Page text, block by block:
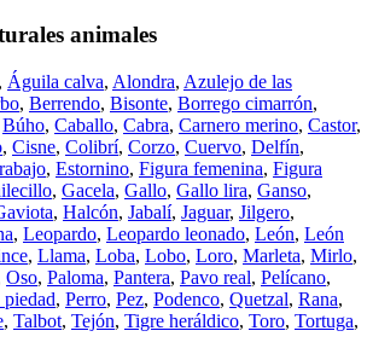
animales
, Águila calva, Alondra, Azulejo de las
, Berrendo, Bisonte, Borrego cimarrón,
Búho, Caballo, Cabra, Carnero merino, Castor,
, Cisne, Colibrí, Corzo, Cuervo, Delfín,
, Estornino, Figura femenina, Figura
, Gacela, Gallo, Gallo lira, Ganso,
, Halcón, Jabalí, Jaguar, Jilgero,
, Leopardo, Leopardo leonado, León, León
, Llama, Loba, Lobo, Loro, Marleta, Mirlo,
Oso, Paloma, Pantera, Pavo real, Pelícano,
piedad, Perro, Pez, Podenco, Quetzal, Rana,
, Talbot, Tejón, Tigre heráldico, Toro, Tortuga,